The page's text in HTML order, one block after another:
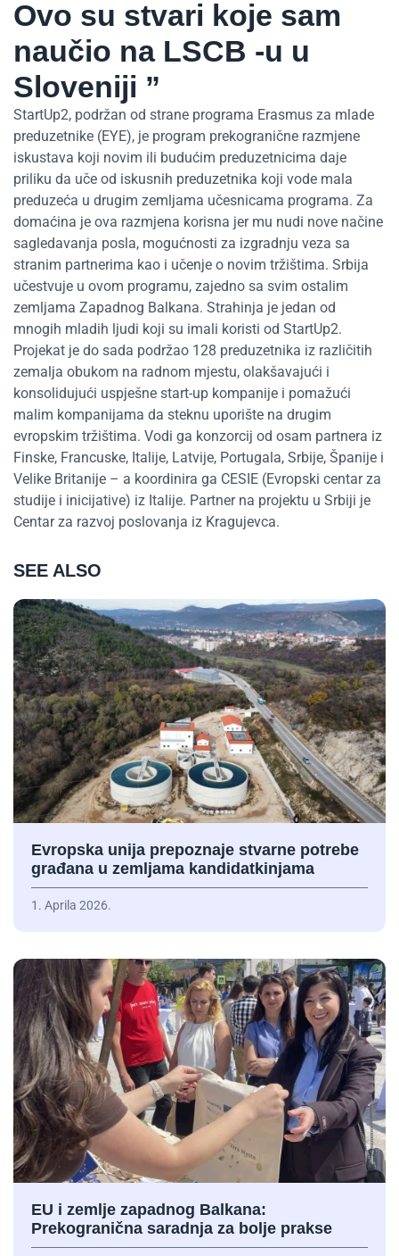
Ovo su stvari koje sam
naučio na LSCB -u u
Sloveniji ”
StartUp2, podržan od strane programa Erasmus za mlade
preduzetnike (EYE), je program prekogranične razmjene
iskustava koji novim ili budućim preduzetnicima daje
priliku da uče od iskusnih preduzetnika koji vode mala
preduzeća u drugim zemljama učesnicama programa. Za
domaćina je ova razmjena korisna jer mu nudi nove načine
sagledavanja posla, mogućnosti za izgradnju veza sa
stranim partnerima kao i učenje o novim tržištima. Srbija
učestvuje u ovom programu, zajedno sa svim ostalim
zemljama Zapadnog Balkana. Strahinja je jedan od
mnogih mladih ljudi koji su imali koristi od StartUp2.
Projekat je do sada podržao 128 preduzetnika iz različitih
zemalja obukom na radnom mjestu, olakšavajući i
konsolidujući uspješne start-up kompanije i pomažući
malim kompanijama da steknu uporište na drugim
evropskim tržištima. Vodi ga konzorcij od osam partnera iz
Finske, Francuske, Italije, Latvije, Portugala, Srbije, Španije i
Velike Britanije – a koordinira ga CESIE (Evropski centar za
studije i inicijative) iz Italije. Partner na projektu u Srbiji je
Centar za razvoj poslovanja iz Kragujevca.
SEE ALSO
Evropska unija prepoznaje stvarne potrebe
građana u zemljama kandidatkinjama
1. Aprila 2026.
EU i zemlje zapadnog Balkana:
Prekogranična saradnja za bolje prakse